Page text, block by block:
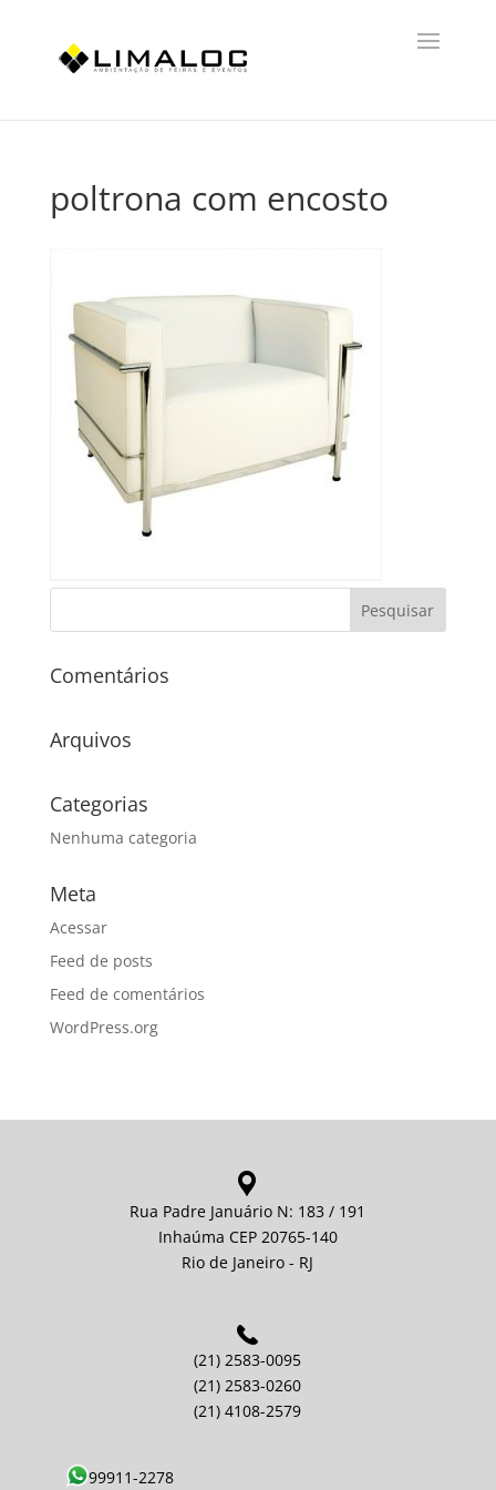
poltrona com encosto
Comentários
Arquivos
Categorias
Nenhuma categoria
Meta
Acessar
Feed de posts
Feed de comentários
WordPress.org
Rua Padre Januário N: 183 / 191
Inhaúma CEP 20765-140
Rio de Janeiro - RJ
(21) 2583-0095
(21) 2583-0260
(21) 4108-2579
99911-2278